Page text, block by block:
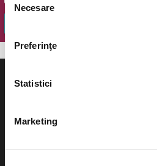
consimțământului
Necesare
Preferinţe
Statistici
Marketing
Evenimente